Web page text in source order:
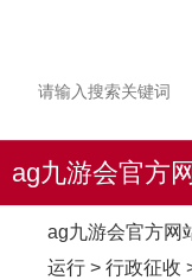
ag九游会官方
ag九游会官方网
运行 > 行政征收